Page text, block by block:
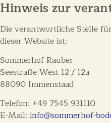
Hinweis zur
Die verantwortliche Stelle
dieser Website ist:
Sommerhof Rauber
Seestraße West 12 / 12a
88090 Immenstaad
Telefon: +49 7545 931110
E-Mail: info@sommerhof-